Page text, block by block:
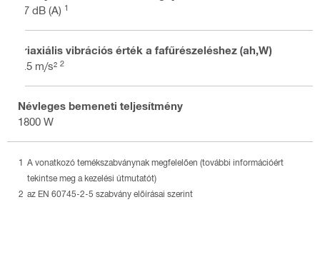
97 dB (A) 1
Triaxiális vibrációs érték a fafűrészeléshez (ah,W)
2.5 m/s² 2
Névleges bemeneti teljesítmény
1800 W
A vonatkozó temékszabványnak megfelelően (további információért
tekintse meg a kezelési útmutatót)
az EN 60745-2-5 szabvány előírásai szerint